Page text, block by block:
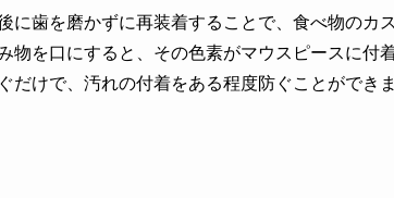
に歯を磨かずに再装着することで、食べ物の
物を口にすると、その色素がマウスピースに
けで、汚れの付着をある程度防ぐことができま